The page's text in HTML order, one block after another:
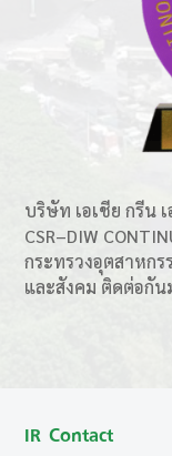
บริษัท เอเชีย กรีน
CSR–DIW
กระทรวงอุตสาหก
และสังคม ติดต่อกั
IR Contact